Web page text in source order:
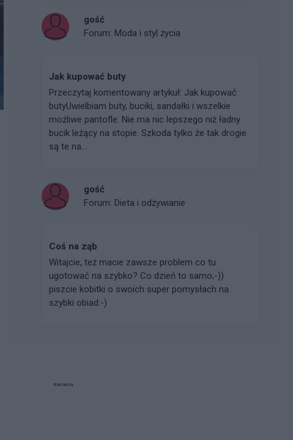
gość
Forum: Moda i styl życia
Jak kupować buty
Przeczytaj komentowany artykuł: Jak kupować
butyUwielbiam buty, buciki, sandałki i wszelkie
możliwe pantofle. Nie ma nic lepszego niż ładny
bucik leżący na stopie. Szkoda tylko że tak drogie
są te na...
gość
Forum: Dieta i odżywianie
Coś na ząb
Witajcie, też macie zawsze problem co tu
ugotować na szybko? Co dzień to samo;-))
piszcie kobitki o swoich super pomysłach na
szybki obiad:-)
Reklama: